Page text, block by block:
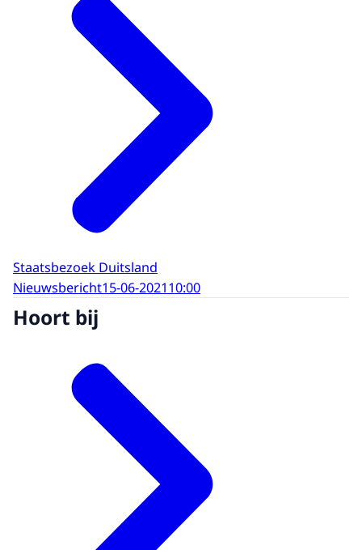
Staatsbezoek Duitsland
Nieuwsbericht15-06-202110:00
Hoort bij